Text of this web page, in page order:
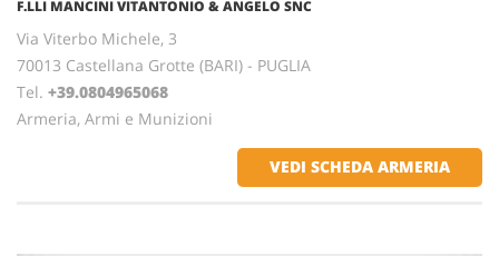
F.LLI MANCINI VITANTONIO & ANGELO SNC
Via Viterbo Michele, 3
70013 Castellana Grotte (BARI) - PUGLIA
Tel. +39.0804965068
Armeria, Armi e Munizioni
VEDI SCHEDA ARMERIA